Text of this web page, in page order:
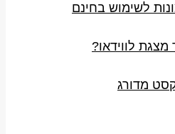
לשימוש בחינם
מצגת לווידאו?
מדורג